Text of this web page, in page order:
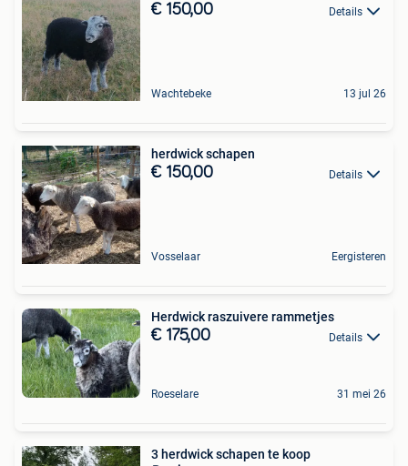
€ 150,00 Details
Wachtebeke 13 jul 26
herdwick schapen
€ 150,00 Details
Vosselaar Eergisteren
Herdwick raszuivere rammetjes
€ 175,00 Details
Roeselare 31 mei 26
3 herdwick schapen te koop